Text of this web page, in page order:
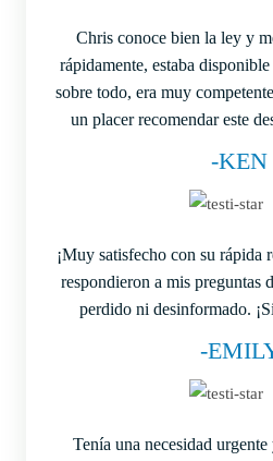
Chris conoce bien la ley y
rápidamente, estaba
sobre todo, era muy
un placer recomendar este
-KEN
¡Muy satisfecho con su rápida
respondieron a mis preguntas
perdido ni desinformado.
-
Tenía una necesidad